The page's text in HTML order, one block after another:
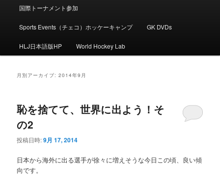
国際トーナメント参加
Sports Events（チェコ）ホッケーキャンプ GK DVDs
HLJ日本語版HP World Hockey Lab
月別アーカイブ:2014年9月
恥を捨てて、世界に出よう！そ
の2
投稿日時:9月 17, 2014
日本から海外に出る選手が徐々に増えそうな今日この頃、良い傾
向です。